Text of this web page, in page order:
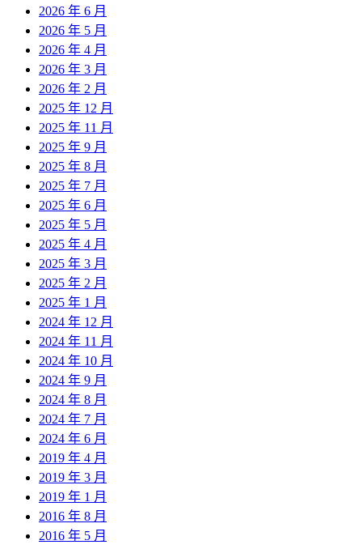
2026 年 6 月
2026 年 5 月
2026 年 4 月
2026 年 3 月
2026 年 2 月
2025 年 12 月
2025 年 11 月
2025 年 9 月
2025 年 8 月
2025 年 7 月
2025 年 6 月
2025 年 5 月
2025 年 4 月
2025 年 3 月
2025 年 2 月
2025 年 1 月
2024 年 12 月
2024 年 11 月
2024 年 10 月
2024 年 9 月
2024 年 8 月
2024 年 7 月
2024 年 6 月
2019 年 4 月
2019 年 3 月
2019 年 1 月
2016 年 8 月
2016 年 5 月